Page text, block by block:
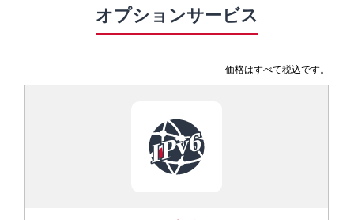
オプションサービス
価格はすべて税込です。